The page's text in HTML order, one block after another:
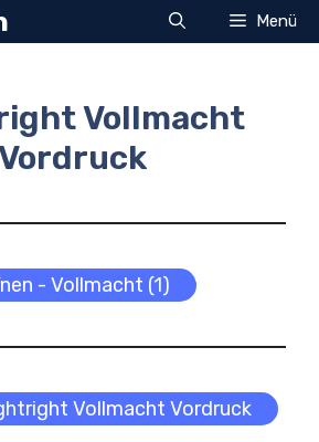
Menü
Vollmacht
- Vollmacht (1)
Vollmacht Vordruck